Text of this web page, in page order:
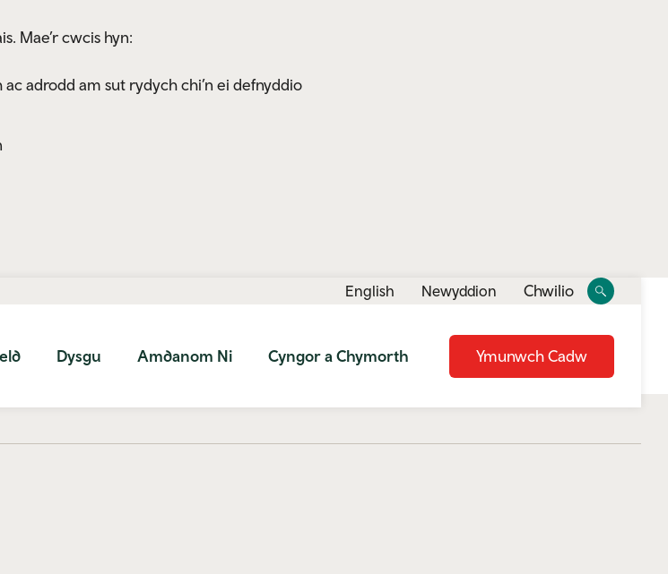
Mae’r cwcis hyn:
adrodd am sut rydych chi’n ei defnyddio
English Newyddion Toggle
Chwilio
Toggle
search
Dysgu Amdanom Ni Cyngor a Chymorth Ymunwch Cadw